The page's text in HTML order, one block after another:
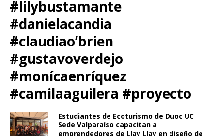
#lilybustamante
#danielacandia
#claudiao’brien
#gustavoverdejo
#monícaenríquez
#camilaaguilera #proyecto
Estudiantes de Ecoturismo de Duoc UC
Sede Valparaíso capacitan a
emprendedores de Llay Llay en diseño de